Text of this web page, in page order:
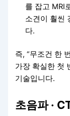
를 잡고 MRI
소견이 훨씬
다.
즉, “무조건 한
가장 확실한 첫
기술입니다.
초음파 ·